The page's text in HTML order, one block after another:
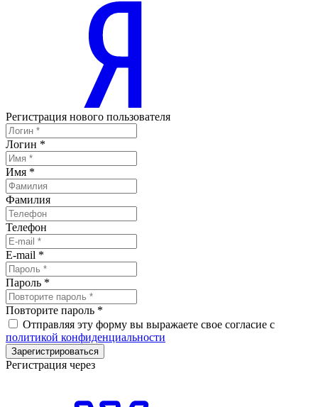
Регистрация нового пользователя
Логин *
Имя *
Фамилия
Телефон
E-mail *
Пароль *
Повторите пароль *
Отправляя эту форму вы выражаете свое согласие с
политикой конфиденциальности
Зарегистрироваться
Регистрация через